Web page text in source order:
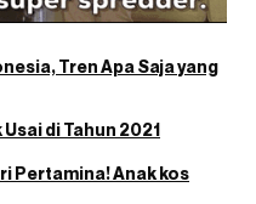
Tren Apa Saja yang
di Tahun 2021
Pertamina! Anak kos